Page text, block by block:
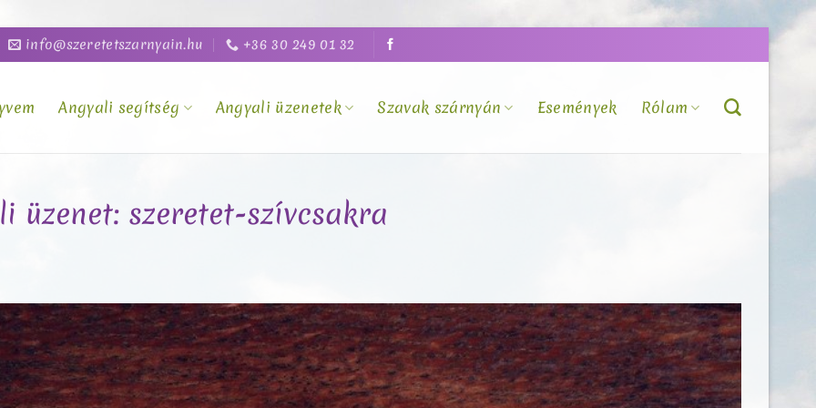
info@szeretetszarnyain.hu +36 30 249 01 32
Angyali segítség Angyali üzenetek Szavak szárnyán Események Rólam
üzenet: szeretet-szívcsakra